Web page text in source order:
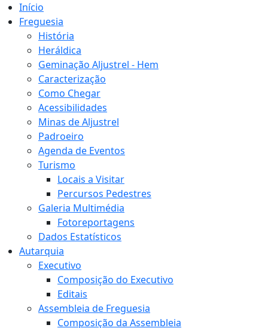
Início
Freguesia
História
Heráldica
Geminação Aljustrel - Hem
Caracterização
Como Chegar
Acessibilidades
Minas de Aljustrel
Padroeiro
Agenda de Eventos
Turismo
Locais a Visitar
Percursos Pedestres
Galeria Multimédia
Fotoreportagens
Dados Estatísticos
Autarquia
Executivo
Composição do Executivo
Editais
Assembleia de Freguesia
Composição da Assembleia